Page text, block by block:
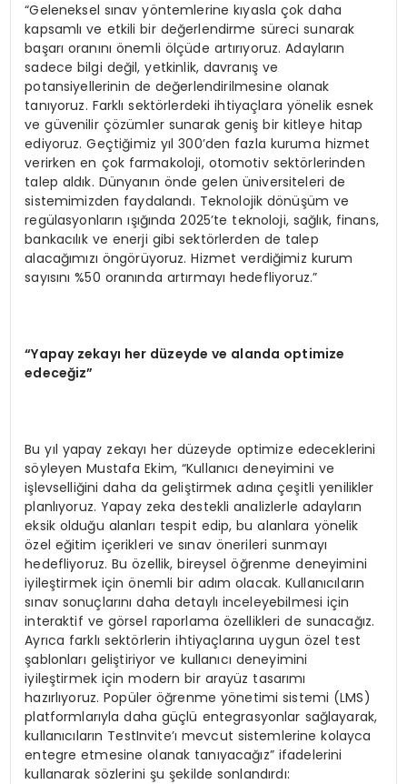
“Geleneksel sınav yöntemlerine kıyasla çok daha
kapsamlı ve etkili bir değerlendirme süreci sunarak
başarı oranını önemli ölçüde artırıyoruz. Adayların
sadece bilgi değil, yetkinlik, davranış ve
potansiyellerinin de değerlendirilmesine olanak
tanıyoruz. Farklı sektörlerdeki ihtiyaçlara yönelik esnek
ve güvenilir çözümler sunarak geniş bir kitleye hitap
ediyoruz. Geçtiğimiz yıl 300’den fazla kuruma hizmet
verirken en çok farmakoloji, otomotiv sektörlerinden
talep aldık. Dünyanın önde gelen üniversiteleri de
sistemimizden faydalandı. Teknolojik dönüşüm ve
regülasyonların ışığında 2025’te teknoloji, sağlık, finans,
bankacılık ve enerji gibi sektörlerden de talep
alacağımızı öngörüyoruz. Hizmet verdiğimiz kurum
sayısını %50 oranında artırmayı hedefliyoruz.”
“Yapay zekayı her düzeyde ve alanda optimize
edeceğiz”
Bu yıl yapay zekayı her düzeyde optimize edeceklerini
söyleyen Mustafa Ekim, “Kullanıcı deneyimini ve
işlevselliğini daha da geliştirmek adına çeşitli yenilikler
planlıyoruz. Yapay zeka destekli analizlerle adayların
eksik olduğu alanları tespit edip, bu alanlara yönelik
özel eğitim içerikleri ve sınav önerileri sunmayı
hedefliyoruz. Bu özellik, bireysel öğrenme deneyimini
iyileştirmek için önemli bir adım olacak. Kullanıcıların
sınav sonuçlarını daha detaylı inceleyebilmesi için
interaktif ve görsel raporlama özellikleri de sunacağız.
Ayrıca farklı sektörlerin ihtiyaçlarına uygun özel test
şablonları geliştiriyor ve kullanıcı deneyimini
iyileştirmek için modern bir arayüz tasarımı
hazırlıyoruz. Popüler öğrenme yönetimi sistemi (LMS)
platformlarıyla daha güçlü entegrasyonlar sağlayarak,
kullanıcıların TestInvite’ı mevcut sistemlerine kolayca
entegre etmesine olanak tanıyacağız” ifadelerini
kullanarak sözlerini şu şekilde sonlandırdı: